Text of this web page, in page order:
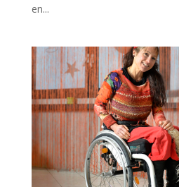
en...